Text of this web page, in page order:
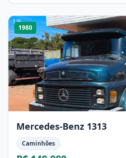
1/6
1980
Mercedes-Benz 1313
Caminhões